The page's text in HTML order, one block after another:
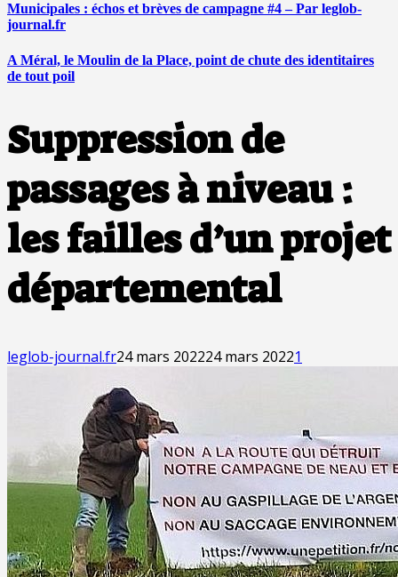
Municipales : échos et brèves de campagne #4 – Par leglob-
journal.fr
A Méral, le Moulin de la Place, point de chute des identitaires
de tout poil
Suppression de
passages à niveau :
les failles d’un projet
départemental
leglob-journal.fr24 mars 202224 mars 20221